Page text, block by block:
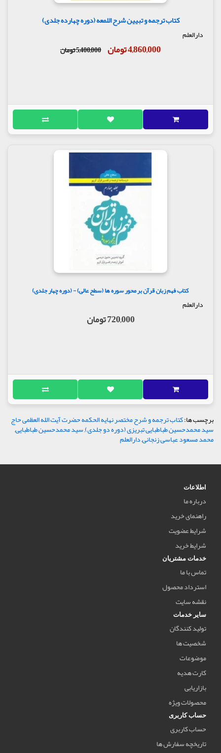
کتاب ترجمه و تبیین شرح اللمعه (دوره چهارده جلدی)
دارالعلم
4,860,000 تومان 5,400,000 تومان
کتاب فهم زبان قرآن بر محور سوره ها (سطح عالی) - (دوره چهار جلدی)
دارالعلم
720,000 تومان
برچسب ها:کتاب ترجمه و شرح مختصر نهایه الحکمه حضرت آیت الله العظمی حاج
سید محمدحسین طباطبایی تبریزی (دوره دو جلدی),سید محمدحسین طباطبایی,
محمد مسعود عباسی زنجانی,دارالعلم
اطلاعات
درباره ما
راهنمای خرید
شرایط عضویت
شرایط خرید
خدمات مشتریان
تماس با ما
استرداد محصول
نقشه سایت
سایر خدمات
تولید کنندگان
شخصیت ها
موضوعات
کارت هدیه
بازاریابی
محصولات ویژه
حساب کاربری
حساب کاربری
تاریخچه سفارش ها